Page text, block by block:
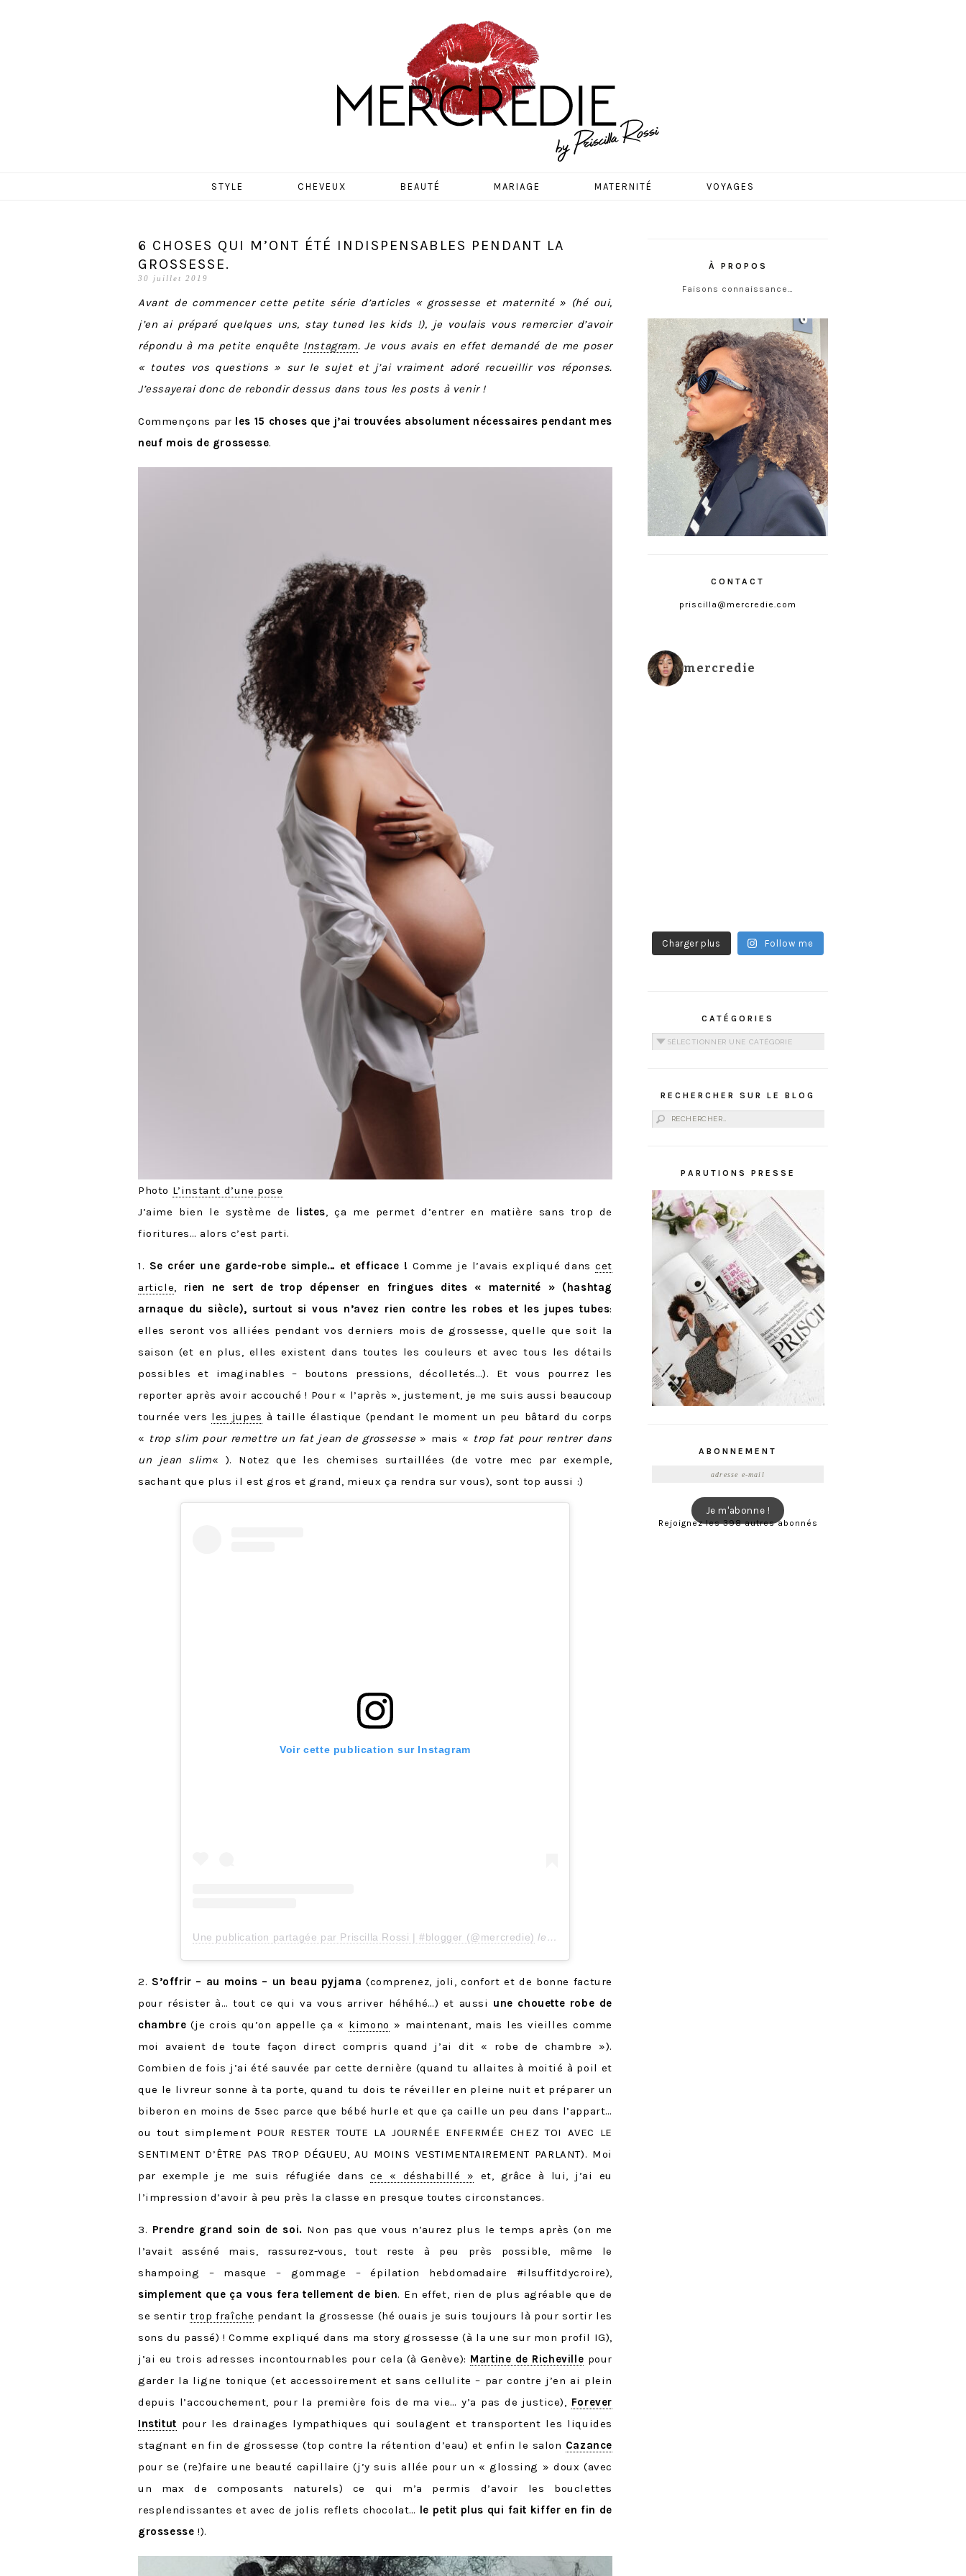
MERCREDIE
STYLE CHEVEUX BEAUTÉ MARIAGE MATERNITÉ VOYAGES
6 CHOSES QUI M’ONT ÉTÉ INDISPENSABLES PENDANT LA
GROSSESSE.
30 juillet 2019
Avant de commencer cette petite série d’articles « grossesse et maternité » (hé oui,
j’en ai préparé quelques uns, stay tuned les kids !), je voulais vous remercier d’avoir
répondu à ma petite enquête Instagram. Je vous avais en effet demandé de me poser
« toutes vos questions » sur le sujet et j’ai vraiment adoré recueillir vos réponses.
J’essayerai donc de rebondir dessus dans tous les posts à venir !
Commençons par les 15 choses que j’ai trouvées absolument nécessaires pendant mes
neuf mois de grossesse.
Photo L’instant d’une pose
J’aime bien le système de listes, ça me permet d’entrer en matière sans trop de
fioritures… alors c’est parti.
1. Se créer une garde-robe simple… et efficace ! Comme je l’avais expliqué danscet
article, rien ne sert de trop dépenser en fringues dites « maternité » (hashtag
arnaque du siècle), surtout si vous n’avez rien contre les robes et les jupes tubes:
elles seront vos alliées pendant vos derniers mois de grossesse, quelle que soit la
saison (et en plus, elles existent dans toutes les couleurs et avec tous les détails
possibles et imaginables – boutons pressions, décolletés…). Et vous pourrez les
reporter après avoir accouché ! Pour « l’après », justement, je me suis aussi beaucoup
tournée vers les jupes à taille élastique (pendant le moment un peu bâtard du corps
« trop slim pour remettre un fat jean de grossesse » mais « trop fat pour rentrer dans
un jean slim« ). Notez que les chemises surtaillées (de votre mec par exemple,
sachant que plus il est gros et grand, mieux ça rendra sur vous), sont top aussi :)
Voir cette publication sur Instagram
Une publication partagée par Priscilla Rossi | #blogger (@mercredie) le 11 Avril 2019 à 3 :07 PDT
2. S’offrir – au moins – un beau pyjama (comprenez, joli, confort et de bonne facture
pour résister à… tout ce qui va vous arriver héhéhé…) et aussi une chouette robe de
chambre (je crois qu’on appelle ça « kimono » maintenant, mais les vieilles comme
moi avaient de toute façon direct compris quand j’ai dit « robe de chambre »).
Combien de fois j’ai été sauvée par cette dernière (quand tu allaites à moitié à poil et
que le livreur sonne à ta porte, quand tu dois te réveiller en pleine nuit et préparer un
biberon en moins de 5sec parce que bébé hurle et que ça caille un peu dans l’appart…
ou tout simplement POUR RESTER TOUTE LA JOURNÉE ENFERMÉE CHEZ TOI AVEC LE
SENTIMENT D’ÊTRE PAS TROP DÉGUEU, AU MOINS VESTIMENTAIREMENT PARLANT). Moi
par exemple je me suis réfugiée dansce « déshabillé » et, grâce à lui, j’ai eu
l’impression d’avoir à peu près la classe en presque toutes circonstances.
3. Prendre grand soin de soi. Non pas que vous n’aurez plus le temps après (on me
l’avait asséné mais, rassurez-vous, tout reste à peu près possible, même le
shampoing – masque – gommage – épilation hebdomadaire #ilsuffitdycroire),
simplement que ça vous fera tellement de bien. En effet, rien de plus agréable que de
se sentirtrop fraîche pendant la grossesse (hé ouais je suis toujours là pour sortir les
sons du passé) ! Comme expliqué dans ma story grossesse (à la une sur mon profil IG),
j’ai eu trois adresses incontournables pour cela (à Genève): Martine de Richeville pour
garder la ligne tonique (et accessoirement et sans cellulite – par contre j’en ai plein
depuis l’accouchement, pour la première fois de ma vie… y’a pas de justice), Forever
Institut pour les drainages lympathiques qui soulagent et transportent les liquides
stagnant en fin de grossesse (top contre la rétention d’eau) et enfin le salon Cazance
pour se (re)faire une beauté capillaire (j’y suis allée pour un « glossing » doux (avec
un max de composants naturels) ce qui m’a permis d’avoir les bouclettes
resplendissantes et avec de jolis reflets chocolat…
le petit plus qui fait kiffer en fin de
grossesse !).
À PROPOS
Faisons connaissance…
CONTACT
priscilla@mercredie.com
mercredie
Charger plus Follow me
CATÉGORIES
Catégories
RECHERCHER SUR LE BLOG
Rechercher :
PARUTIONS PRESSE
ABONNEMENT
Je m'abonne !
Rejoignez les 398 autres abonnés